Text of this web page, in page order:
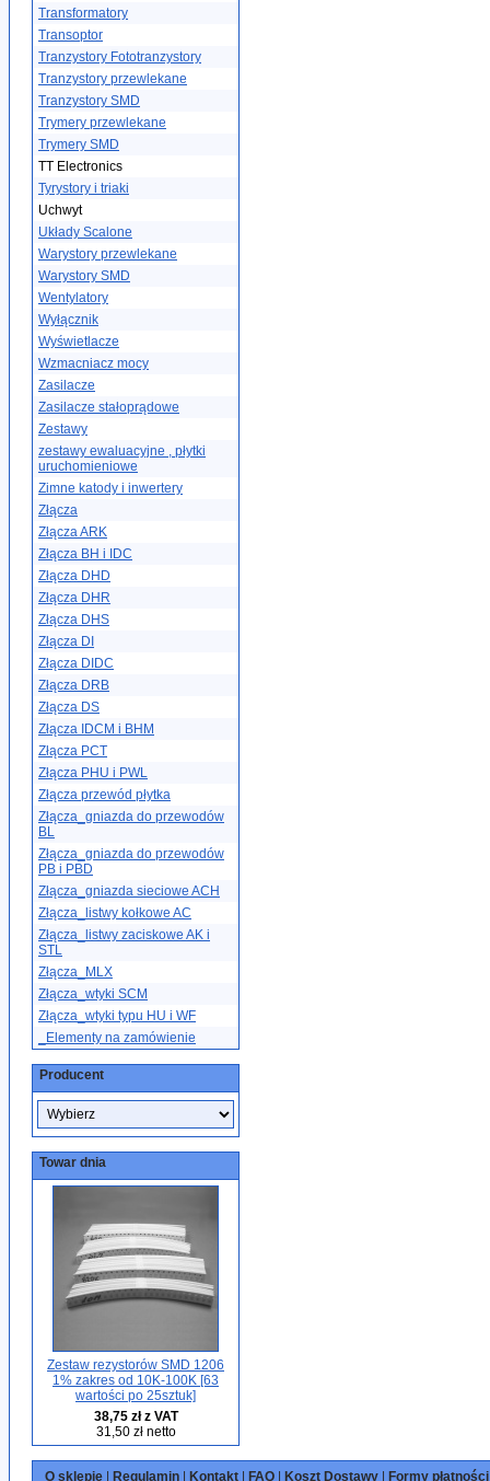
Transformatory
Transoptor
Tranzystory Fototranzystory
Tranzystory przewlekane
Tranzystory SMD
Trymery przewlekane
Trymery SMD
TT Electronics
Tyrystory i triaki
Uchwyt
Układy Scalone
Warystory przewlekane
Warystory SMD
Wentylatory
Wyłącznik
Wyświetlacze
Wzmacniacz mocy
Zasilacze
Zasilacze stałoprądowe
Zestawy
zestawy ewaluacyjne , płytki
uruchomieniowe
Zimne katody i inwertery
Złącza
Złącza ARK
Złącza BH i IDC
Złącza DHD
Złącza DHR
Złącza DHS
Złącza DI
Złącza DIDC
Złącza DRB
Złącza DS
Złącza IDCM i BHM
Złącza PCT
Złącza PHU i PWL
Złącza przewód płytka
Złącza_gniazda do przewodów
BL
Złącza_gniazda do przewodów
PB i PBD
Złącza_gniazda sieciowe ACH
Złącza_listwy kołkowe AC
Złącza_listwy zaciskowe AK i
STL
Złącza_MLX
Złącza_wtyki SCM
Złącza_wtyki typu HU i WF
_Elementy na zamówienie
Producent
Towar dnia
Zestaw rezystorów SMD 1206
1% zakres od 10K-100K [63
wartości po 25sztuk]
38,75 zł z VAT
31,50 zł netto
O sklepie Regulamin Kontakt FAQ Koszt Dostawy Formy płatności